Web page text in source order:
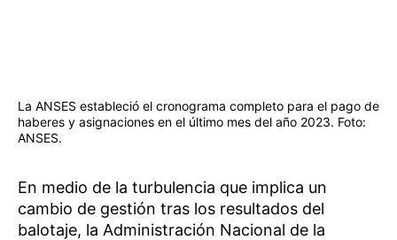
La ANSES estableció el cronograma completo para el pago de
haberes y asignaciones en el último mes del año 2023. Foto:
ANSES.
En medio de la turbulencia que implica un
cambio de gestión tras los resultados del
balotaje, la Administración Nacional de la